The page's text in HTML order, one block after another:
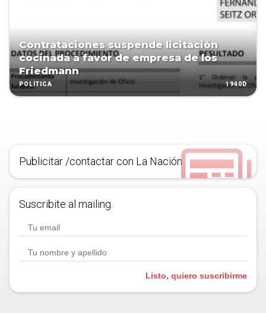
Contrataciones suspende licitación
cocinada a favor de empresa de los
Friedmann
POLÍTICA 1940D
Publicitar /contactar con La Nación
Suscribite al mailing.
Listo, quiero suscribirme